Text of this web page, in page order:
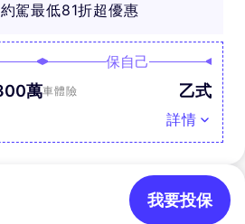
駕最低81折超優惠
萬
保自己
車體險 乙式
詳情
我要投保